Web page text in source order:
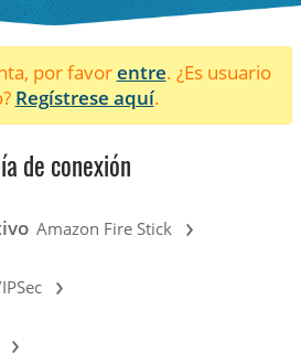
por favorentre. ¿Es usuario
Regístrese aquí.
de conexión
Amazon Fire Stick ›
›
›